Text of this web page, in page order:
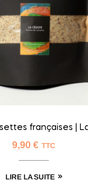
françaises |
9,90 € TTC
LIRE LA SUITE